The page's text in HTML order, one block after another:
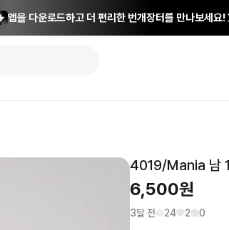
앱을 다운로드하고 더 편리한 번개장터를 만나보세요!
4019/Mania 남
6,500원
3달 전 24 2 0